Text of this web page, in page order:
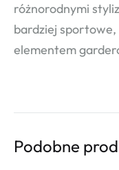
różnorodnymi
bardziej
elementem
Podobne